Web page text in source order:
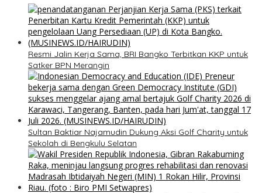
​Resmi Jalin Kerja Sama, BRI Bangko Terbitkan KKP untuk
Satker BPN Merangin
Sultan Baktiar Najamudin Dukung Aksi Golf Charity untuk
Sekolah di Bengkulu Selatan